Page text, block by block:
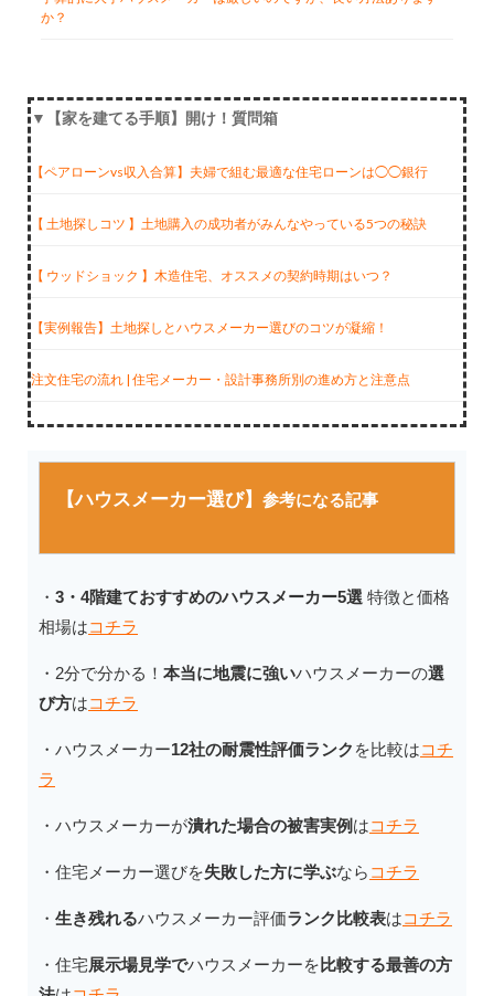
か？
▼【家を建てる手順】開け！質問箱
【ペアローンvs収入合算】夫婦で組む最適な住宅ローンは◯◯銀行
【 土地探しコツ 】土地購入の成功者がみんなやっている5つの秘訣
【 ウッドショック 】木造住宅、オススメの契約時期はいつ？
【実例報告】土地探しとハウスメーカー選びのコツが凝縮！
注文住宅の流れ | 住宅メーカー・設計事務所別の進め方と注意点
【ハウスメーカー選び】 参考になる記事
・ 3・4階建ておすすめのハウスメーカー5選 特徴と価格
相場はコチラ
・2分で分かる！ 本当に地震に強いハウスメーカーの選
び方はコチラ
・ハウスメーカー12社の耐震性評価ランク を比較はコチ
ラ
・ハウスメーカーが潰れた場合の被害実例 はコチラ
・住宅メーカー選びを失敗した方に学ぶなら コチラ
・ 生き残れるハウスメーカー評価ランク比較表はコチラ
・住宅展示場見学でハウスメーカーを 比較する最善の方